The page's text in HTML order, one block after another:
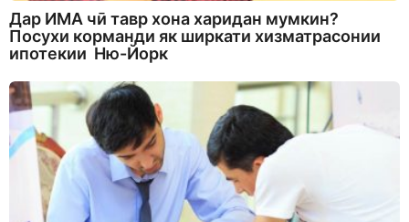
Дар ИМА чӣ тавр хона харидан мумкин?
Посухи корманди як ширкати хизматрасонии
ипотекии Ню-Йорк